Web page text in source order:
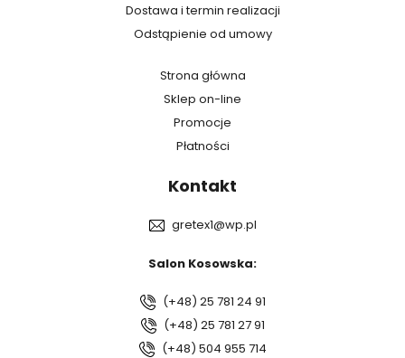
Dostawa i termin realizacji
Odstąpienie od umowy
Strona główna
Sklep on-line
Promocje
Płatności
Kontakt
gretex1@wp.pl
Salon Kosowska:
(+48) 25 781 24 91
(+48) 25 781 27 91
(+48) 504 955 714